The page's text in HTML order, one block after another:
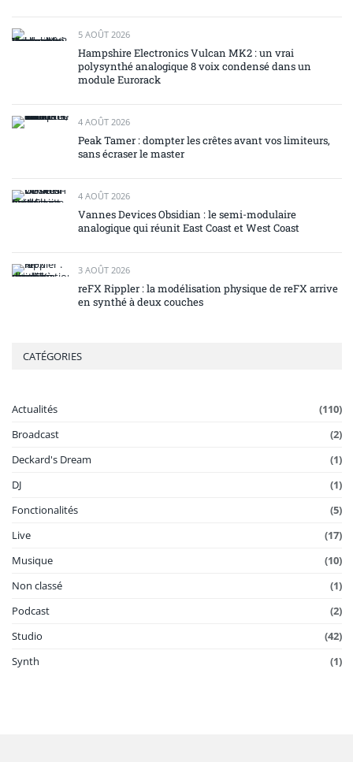
5 AOÛT 2026
Hampshire Electronics Vulcan MK2 : un vrai
polysynthé analogique 8 voix condensé dans un
module Eurorack
4 AOÛT 2026
Peak Tamer : dompter les crêtes avant vos limiteurs,
sans écraser le master
4 AOÛT 2026
Vannes Devices Obsidian : le semi-modulaire
analogique qui réunit East Coast et West Coast
3 AOÛT 2026
reFX Rippler : la modélisation physique de reFX arrive
en synthé à deux couches
CATÉGORIES
Actualités
(110)
Broadcast
(2)
Deckard's Dream
(1)
DJ
(1)
Fonctionalités
(5)
Live
(17)
Musique
(10)
Non classé
(1)
Podcast
(2)
Studio
(42)
Synth
(1)